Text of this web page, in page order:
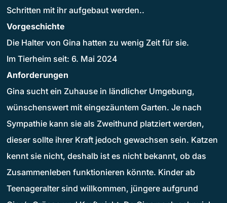
Schritten mit ihr aufgebaut werden..
Vorgeschichte
Die Halter von Gina hatten zu wenig Zeit für sie.
Im Tierheim seit: 6. Mai 2024
Anforderungen
Gina sucht ein Zuhause in ländlicher Umgebung,
wünschenswert mit eingezäuntem Garten. Je nach
Sympathie kann sie als Zweithund platziert werden,
dieser sollte ihrer Kraft jedoch gewachsen sein. Katzen
kennt sie nicht, deshalb ist es nicht bekannt, ob das
Zusammenleben funktionieren könnte. Kinder ab
Teenageralter sind willkommen, jüngere aufgrund